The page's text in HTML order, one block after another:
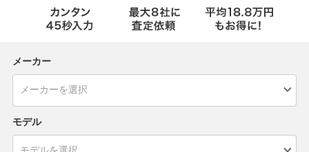
メーカー
モデル